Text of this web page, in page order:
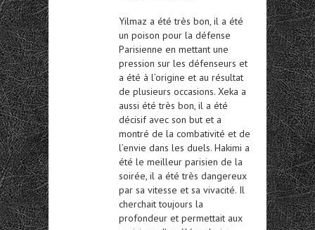
Yilmaz a été très bon, il a été
un poison pour la défense
Parisienne en mettant une
pression sur les défenseurs et
a été à l’origine et au résultat
de plusieurs occasions. Xeka a
aussi été très bon, il a été
décisif avec son but et a
montré de la combativité et de
l’envie dans les duels. Hakimi a
été le meilleur parisien de la
soirée, il a été très dangereux
par sa vitesse et sa vivacité. Il
cherchait toujours la
profondeur et permettait aux